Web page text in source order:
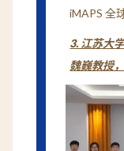
iMAPS 全
3. 江苏大
魏巍教授